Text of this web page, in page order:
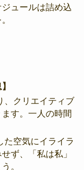
ュールは詰め込
、クリエイティブ
す。一人の時間
た空気にイライラ
ず、「私は私」
。